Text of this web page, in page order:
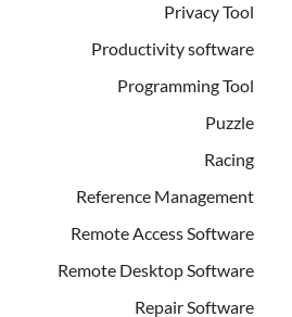
Privacy Tool
Productivity software
Programming Tool
Puzzle
Racing
Reference Management
Remote Access Software
Remote Desktop Software
Repair Software